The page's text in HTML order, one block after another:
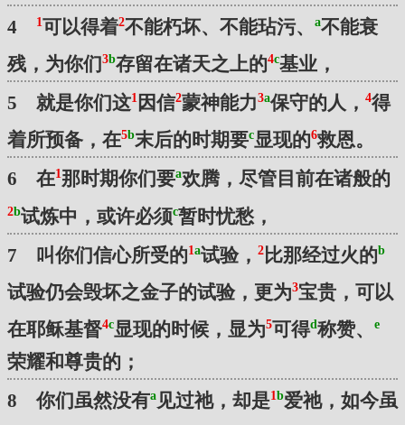
4
1 可以得着2不能朽坏、不能玷污、 a不能衰
残，为你们3b存留在诸天之上的4c基业，
5 就是你们这1 因信2蒙神能力3a保守的人， 4得
着所预备，在5b末后的时期要c显现的6救恩。
6 在1那时期你们要a欢腾，尽管目前在诸般的
2b试炼中，或许必须c暂时忧愁，
7 叫你们信心所受的1a试验， 2 比那经过火的b
试验仍会毁坏之金子的试验，更为3宝贵，可以
在耶稣基督4c显现的时候，显为5可得d 称赞、 e
荣耀和尊贵的；
8 你们虽然没有a见过祂，却是1 b爱祂，如今虽